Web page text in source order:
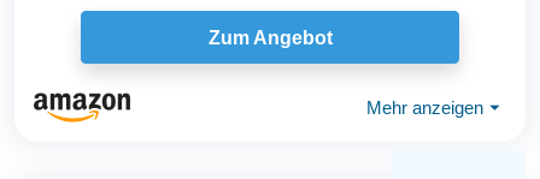
Zum Angebot
Mehr anzeigen ⏷